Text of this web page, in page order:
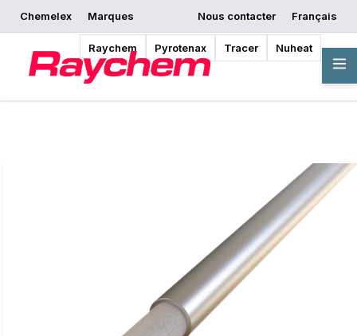
Chemelex Marques
Raychem Pyrotenax Tracer Nuheat
Nous contacter
Français
Demander un devis
Où acheter
Commencer la
Vue d'ensemble